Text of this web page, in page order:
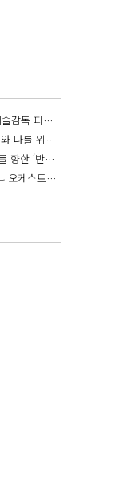
랑데뷰 드 라 무지크 페스티벌 예술감독 피아니스트 김혜진, 5년간의 여정을 돌아보며
연출가 김지선 & 배우 김조민, 너와 나를 위한 ‘모두의 숲’에서 만나는 동심
바리톤 김기훈 & 최인식, 바그너를 향한 ‘반지 원정대’를 앞두고
COVER STORY 지휘자·국립심포니오케스트라 제8대 음악감독 로베르토 아바도